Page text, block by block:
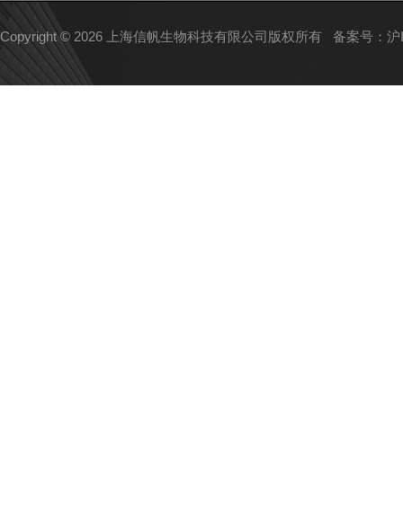
Copyright © 2026 上海信帆生物科技有限公司版权所有 备案号：